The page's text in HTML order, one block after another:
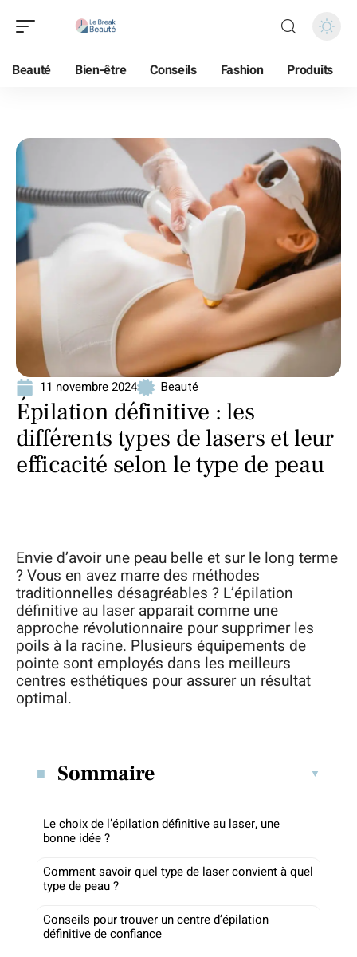
Beauté Bien-être Conseils Fashion Produits
11 novembre 2024 Beauté
Épilation définitive : les
différents types de lasers et leur
efficacité selon le type de peau
Envie d’avoir une peau belle et sur le long terme
? Vous en avez marre des méthodes
traditionnelles désagréables ? L’épilation
définitive au laser apparait comme une
approche révolutionnaire pour supprimer les
poils à la racine. Plusieurs équipements de
pointe sont employés dans les meilleurs
centres esthétiques pour assurer un résultat
optimal.
Sommaire
Le choix de l’épilation définitive au laser, une
bonne idée ?
Comment savoir quel type de laser convient à quel
type de peau ?
Conseils pour trouver un centre d’épilation
définitive de confiance